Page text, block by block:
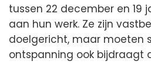
tussen 22 december en 19
aan hun werk. Ze zijn
doelgericht, maar moeten
ontspanning ook bijdraagt